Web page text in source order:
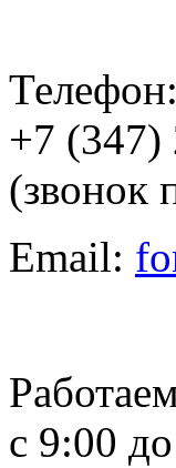
+7 (347)
(звонок
Email:
с 9:00